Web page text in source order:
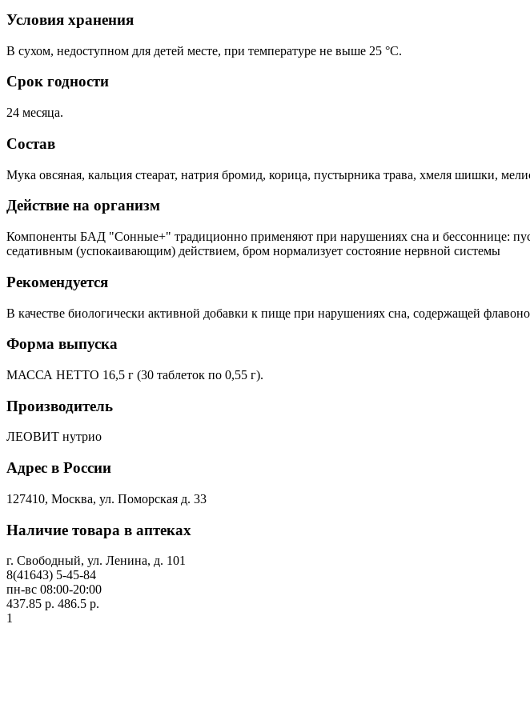
Условия хранения
В сухом, недоступном для детей месте, при температуре не выше 25 °С.
Срок годности
24 месяца.
Состав
Мука овсяная, кальция стеарат, натрия бромид, корица, пустырника трава, хмеля шишки,
Действие на организм
Компоненты БАД "Сонные+" традиционно применяют при нарушениях сна и бессоннице:
седативным (успокаивающим) действием, бром нормализует состояние нервной системы
Рекомендуется
В качестве биологически активной добавки к пище при нарушениях сна, содержащей
Форма выпуска
МАССА НЕТТО 16,5 г (30 таблеток по 0,55 г).
Производитель
ЛЕОВИТ нутрио
Адрес в России
127410, Москва, ул. Поморская д. 33
Наличие товара в аптеках
г. Свободный, ул. Ленина, д. 101
8(41643) 5-45-84
пн-вс 08:00-20:00
437.85 р. 486.5 р.
1